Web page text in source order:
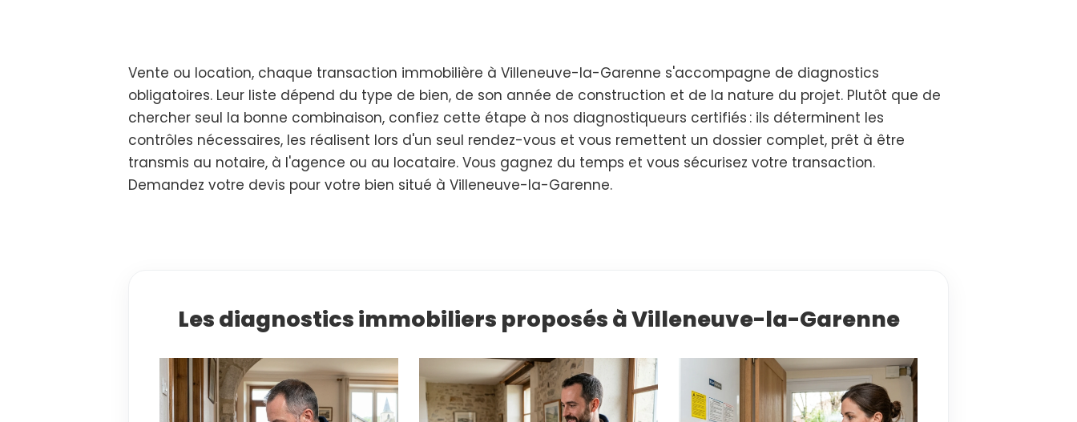
Vente ou location, chaque transaction immobilière à Villeneuve-la-Garenne s'accompagne de diagnostics
obligatoires. Leur liste dépend du type de bien, de son année de construction et de la nature du projet. Plutôt que de
chercher seul la bonne combinaison, confiez cette étape à nos diagnostiqueurs certifiés : ils déterminent les
contrôles nécessaires, les réalisent lors d'un seul rendez-vous et vous remettent un dossier complet, prêt à être
transmis au notaire, à l'agence ou au locataire. Vous gagnez du temps et vous sécurisez votre transaction.
Demandez votre devis pour votre bien situé à Villeneuve-la-Garenne.
Les diagnostics immobiliers proposés à Villeneuve-la-Garenne